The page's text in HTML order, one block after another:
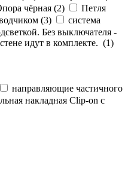
чёрная (2)
Петля
(3)
система
Без выключателя -
идут в комплекте. (1)
направляющие частичного
накладная Clip-on с